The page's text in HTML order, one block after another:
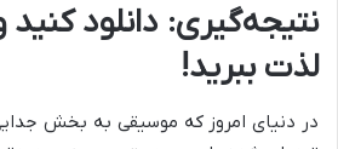
نتیجه‌گیری: دانلود کنید
لذت ببرید!
در دنیای امروز که موسیقی به بخش